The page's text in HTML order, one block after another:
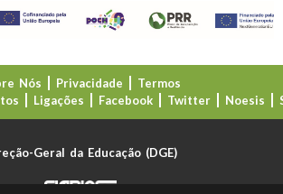
Nós Privacidade
Termos
Ligações Facebook Twitter Noesis
Geral da Educação (DGE)